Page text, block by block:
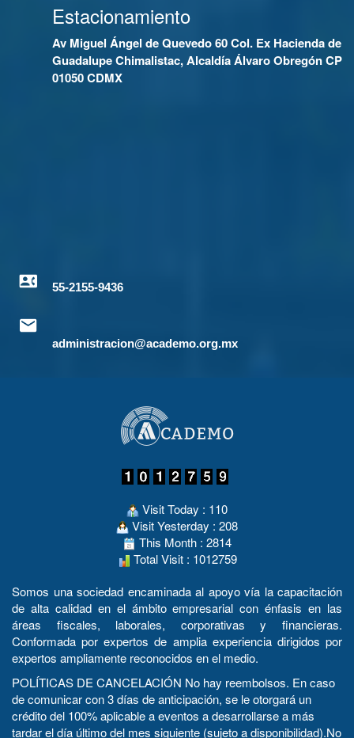
Estacionamiento
Av Miguel Ángel de Quevedo 60 Col. Ex Hacienda de
Guadalupe Chimalistac, Alcaldía Álvaro Obregón CP
01050 CDMX
55-2155-9436
administracion@academo.org.mx
Visit Today : 110
Visit Yesterday : 208
This Month : 2814
Total Visit : 1012759
Somos una sociedad encaminada al apoyo vía la capacitación
de alta calidad en el ámbito empresarial con énfasis en las
áreas fiscales, laborales, corporativas y financieras.
Conformada por expertos de amplia experiencia dirigidos por
expertos ampliamente reconocidos en el medio.
POLÍTICAS DE CANCELACIÓN No hay reembolsos. En caso
de comunicar con 3 días de anticipación, se le otorgará un
crédito del 100% aplicable a eventos a desarrollarse a más
tardar el día último del mes siguiente (sujeto a disponibilidad).No